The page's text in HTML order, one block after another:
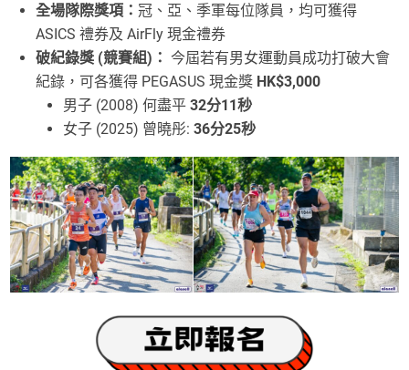
全場隊際獎項：冠、亞、季軍每位隊員，均可獲得
ASICS 禮券及 AirFly 現金禮券
破紀錄獎 (競賽組)： 今屆若有男女運動員成功打破大會
紀錄，可各獲得 PEGASUS 現金獎 HK$3,000
男子 (2008) 何盡平32分11秒
女子 (2025) 曾曉彤:36分25秒